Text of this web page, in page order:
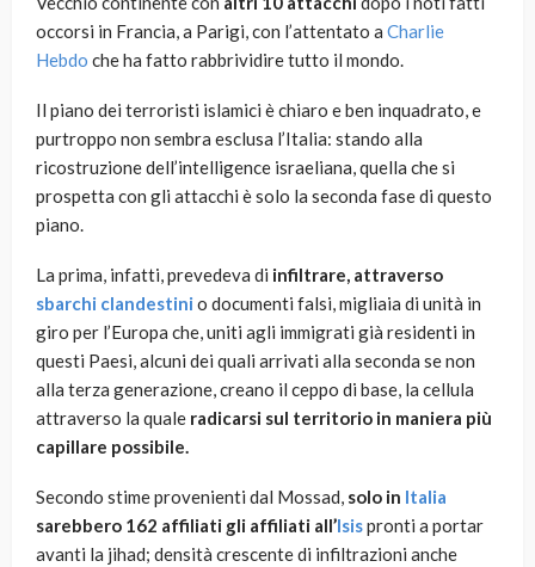
occorsi in Francia, a Parigi, con l’attentato a Charlie
Hebdo che ha fatto rabbrividire tutto il mondo.
Il piano dei terroristi islamici è chiaro e ben inquadrato, e
purtroppo non sembra esclusa l’Italia: stando alla
ricostruzione dell’intelligence israeliana, quella che si
prospetta con gli attacchi è solo la seconda fase di questo
piano.
La prima, infatti, prevedeva di infiltrare, attraverso
sbarchi clandestini o documenti falsi, migliaia di unità in
giro per l’Europa che, uniti agli immigrati già residenti in
questi Paesi, alcuni dei quali arrivati alla seconda se non
alla terza generazione, creano il ceppo di base, la cellula
attraverso la quale radicarsi sul territorio in maniera più
capillare possibile.
Secondo stime provenienti dal Mossad, solo in Italia
sarebbero 162 affiliati gli affiliati all’Isispronti a portar
avanti la jihad; densità crescente di infiltrazioni anche